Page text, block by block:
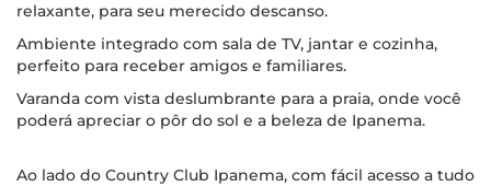
relaxante, para seu merecido descanso.
Ambiente integrado com sala de TV, jantar e cozinha,
perfeito para receber amigos e familiares.
Varanda com vista deslumbrante para a praia, onde você
poderá apreciar o pôr do sol e a beleza de Ipanema.
Ao lado do Country Club Ipanema, com fácil acesso a tudo